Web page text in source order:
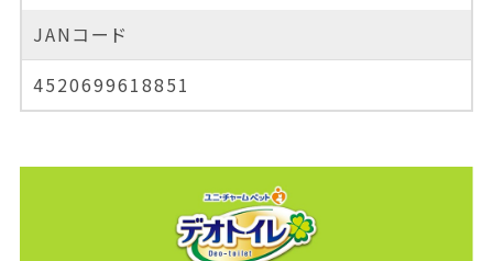
JANコード
4520699618851